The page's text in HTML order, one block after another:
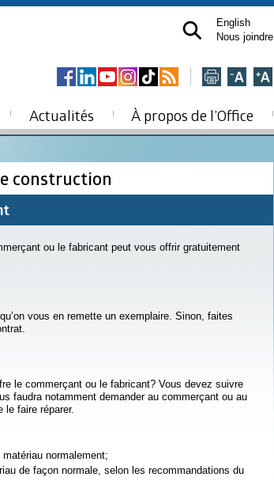
English
Nous joindre
Actualités À propos de l’Office
construction
ou le fabricant peut vous offrir gratuitement
vous en remette un exemplaire. Sinon, faites
le commerçant ou le fabricant? Vous devez suivre
faudra notamment demander au commerçant ou au
le faire réparer.
matériau normalement;
de façon normale, selon les recommandations du